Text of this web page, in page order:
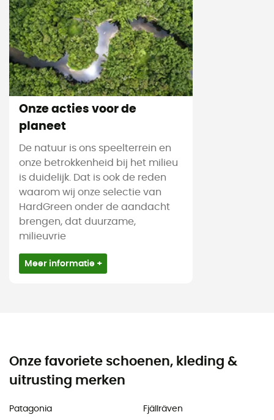
Onze acties voor de
planeet
De natuur is ons speelterrein en
onze betrokkenheid bij het milieu
is duidelijk. Dat is ook de reden
waarom wij onze selectie van
HardGreen onder de aandacht
brengen, dat duurzame,
milieuvrie
Meer informatie +
Onze favoriete schoenen, kleding &
uitrusting merken
Patagonia
Fjällräven